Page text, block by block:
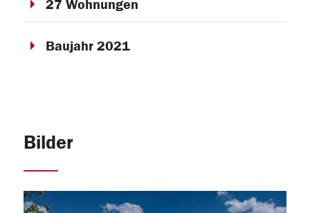
27 Wohnungen
Baujahr 2021
Bilder